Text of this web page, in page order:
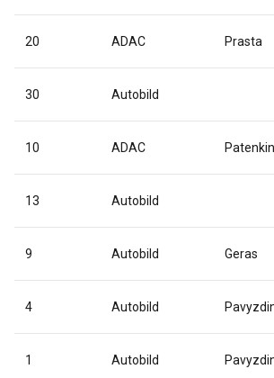
20 ADAC Prasta
30 Autobild
10 ADAC
13 Autobild
9 Autobild Geras
4 Autobild
1 Autobild